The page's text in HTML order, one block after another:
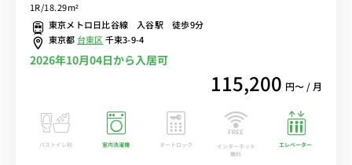
♪■東京メトロ・つくばエクスプレスの2路線の利用が可能/スーパー
１分で買い物も便利■選べるWi-Fi格安レンタル中！
1R/18.29m²
東京メトロ日比谷線 入谷駅 徒歩9分
東京都台東区千束3-9-4
2026年10月04日から入居可
115,200 円〜 / 月
バストイレ別 室内洗濯機 オートロック
インターネット
無料
エレベーター